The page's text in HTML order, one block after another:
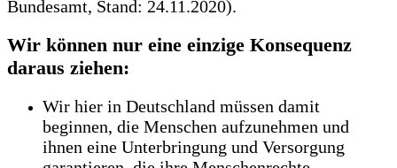
Bundesamt, Stand: 24.11.2020).
Wir können nur eine einzige Konsequenz
daraus ziehen:
Wir hier in Deutschland müssen damit
beginnen, die Menschen aufzunehmen und
ihnen eine Unterbringung und Versorgung